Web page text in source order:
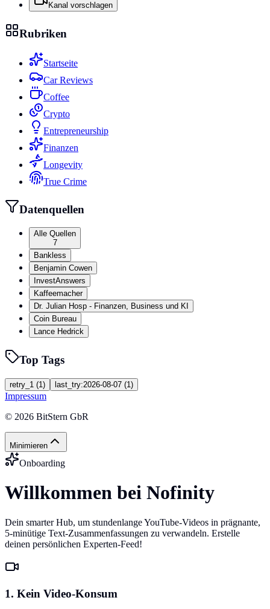
Kanal vorschlagen
Rubriken
Startseite
Car Reviews
Coffee
Crypto
Entrepreneurship
Finanzen
Longevity
True Crime
Datenquellen
Alle Quellen
7
Bankless
Benjamin Cowen
InvestAnswers
Kaffeemacher
Dr. Julian Hosp - Finanzen, Business und KI
Coin Bureau
Lance Hedrick
Top Tags
retry_1 (1 ) last_try:2026-08-07 (1 )
Impressum
© 2026 BitStern GbR
Minimieren
Onboarding
Willkommen bei Nofinity
Dein smarter Hub, um stundenlange YouTube-Videos in prägnante,
5-minütige Text-Zusammenfassungen zu verwandeln. Erstelle
deinen persönlichen Experten-Feed!
1. Kein Video-Konsum